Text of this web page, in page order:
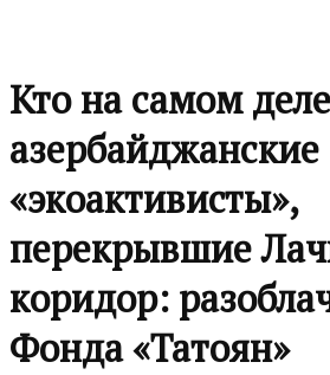
Кто на самом деле
азербайджанские
«экоактивисты»,
перекрывшие
коридор:
Фонда «Татоян»